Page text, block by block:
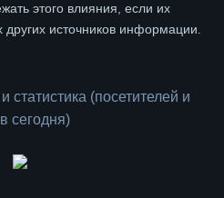
этого влияния, если их
других источников информации.